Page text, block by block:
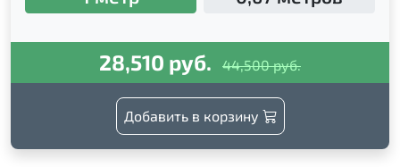
28,510 руб. 44,500 руб.
Добавить в корзину